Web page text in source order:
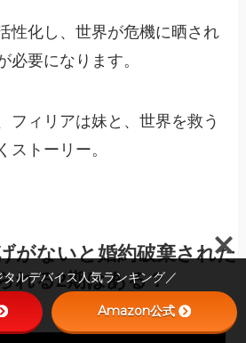
性化し、世界が危機に晒され
必要になります。
フィリアは妹と、世界を救う
ストーリー。
がないと婚約破棄された
れる2期はある？
ルデバイス人気ランキング／
Amazon公式